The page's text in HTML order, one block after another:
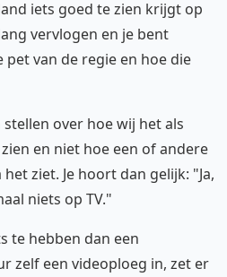
iets goed te zien krijgt op
vervlogen en je bent
van de regie en hoe die
over hoe wij het als
en niet hoe een of andere
ziet. Je hoort dan gelijk: "Ja,
niets op TV."
te hebben dan een
zelf een videoploeg in, zet er